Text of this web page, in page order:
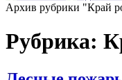
Главная
Архив рубрики "Край
Рубрика: